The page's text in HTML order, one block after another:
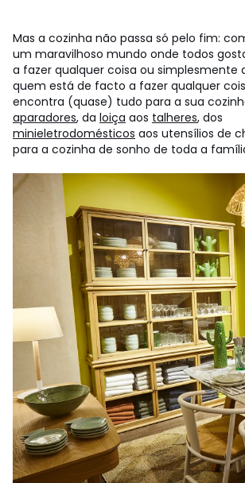
Mas a cozinha não passa só pelo fim:
um maravilhoso mundo onde todos
a fazer qualquer coisa ou simplesmente
quem está de facto a fazer qualquer
encontra (quase) tudo para a sua
aparadores, da loiça aos talheres, dos
minieletrodomésticos aos utensílios de
para a cozinha de sonho de toda a